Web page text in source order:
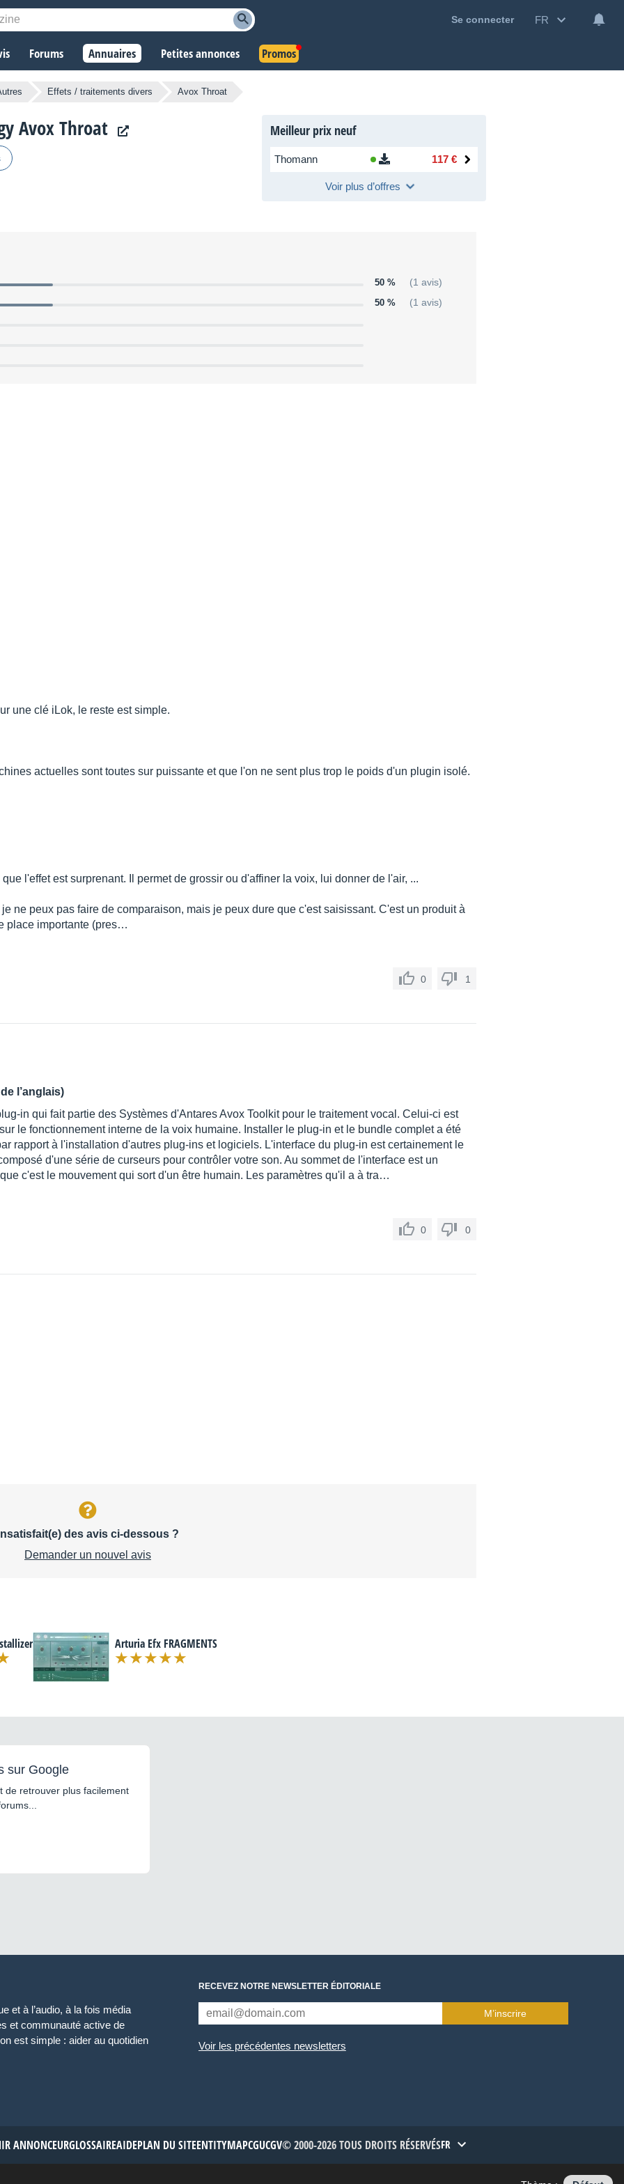
Se connecter FR
Forums Annuaires Petites annonces Promos
Effets / traitements divers Avox Throat
Avox Throat Meilleur prix neuf
Thomann 117 €
Voir plus d’offres
50 % (1 avis)
50 % (1 avis)
une clé iLok, le reste est simple.
actuelles sont toutes sur puissante et que l'on ne sent plus trop le poids d'un plugin isolé.
l'effet est surprenant. Il permet de grossir ou d'affiner la voix, lui donner de l'air, ...
ne peux pas faire de comparaison, mais je peux dure que c'est saisissant. C'est un produit à
place importante (pres…
0 1
l’anglais)
in qui fait partie des Systèmes d'Antares Avox Toolkit pour le traitement vocal. Celui-ci est
le fonctionnement interne de la voix humaine. Installer le plug-in et le bundle complet a été
rapport à l'installation d'autres plug-ins et logiciels. L'interface du plug-in est certainement le
d'une série de curseurs pour contrôler votre son. Au sommet de l'interface est un
c'est le mouvement qui sort d'un être humain. Les paramètres qu'il a à tra…
0 0
Insatisfait(e) des avis ci-dessous ?
Demander un nouvel avis
Arturia Efx FRAGMENTS
sur Google
de retrouver plus facilement
et à l’audio, à la fois média
et communauté active de
est simple : aider au quotidien
RECEVEZ NOTRE NEWSLETTER ÉDITORIALE
M’inscrire
Voir les précédentes newsletters
ANNONCEURGLOSSAIREAIDEPLAN DU SITEENTITYMAPCGUCGV© 2000-2026 TOUS DROITS RÉSERVÉSFR